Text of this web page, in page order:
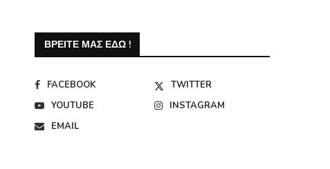
ΒΡΕΊΤΕ ΜΑΣ ΕΔΏ !
FACEBOOK
TWITTER
YOUTUBE
INSTAGRAM
EMAIL